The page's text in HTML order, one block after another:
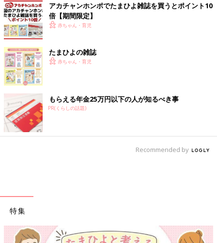
アカチャンホンポでたまひよ雑誌を買うとポイント10
倍【期間限定】
赤ちゃん・育児
たまひよの雑誌
赤ちゃん・育児
もらえる年金25万円以下の人が知るべき事
PR(くらしの話題)
Recommended by
特集
【ワクチン接種できるものも】妊婦の感染症対